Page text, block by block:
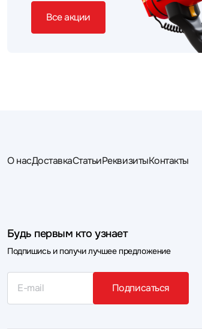
Все акции
О насДоставкаСтатьиРеквизитыКонтакты
Будь первым кто узнает
Подпишись и получи лучшее предложение
Подписаться